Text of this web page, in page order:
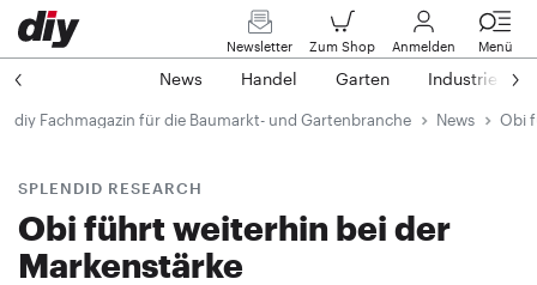
Newsletter Zum Shop Anmelden Menü
News Handel Garten Industrie
diy Fachmagazin für die Baumarkt- und Gartenbranche News Obi
SPLENDID RESEARCH
Obi führt weiterhin bei der
Markenstärke